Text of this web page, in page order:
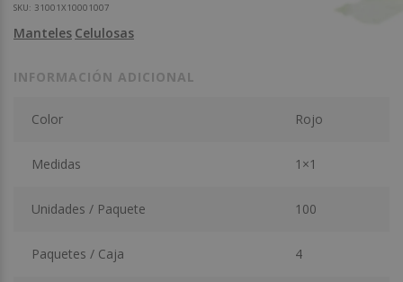
SKU: 31001X10001007
Manteles Celulosas
INFORMACIÓN ADICIONAL
Color Rojo
Medidas 1×1
Unidades / Paquete 100
Paquetes / Caja 4